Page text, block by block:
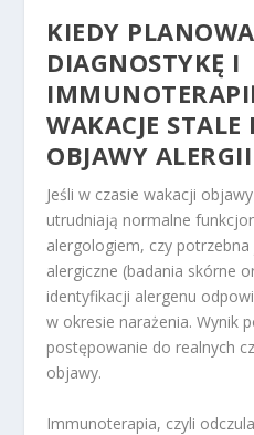
KIEDY
DIAGNOSTYKĘ I
WAKACJE STALE
OBJAWY ALERGII
Jeśli w czasie wakacji
utrudniają normalne
alergologiem, czy
alergiczne (badania skórne
identyfikacji alergenu
w okresie narażenia. Wynik
postępowanie do realnych
objawy.
Immunoterapia, czyli